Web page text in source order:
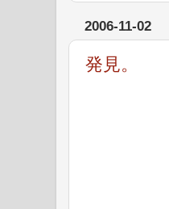
2006-11-02
発見。